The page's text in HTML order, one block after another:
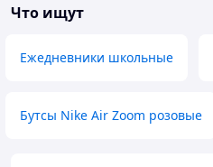
Что ищут
Ежедневники школьные
Бутсы Nike Air Zoom розовые